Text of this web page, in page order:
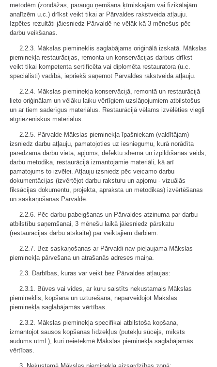
metodēm (zondāžas, paraugu ņemšana ķīmiskajām vai fizikālajām
analīzēm u.c.) drīkst veikt tikai ar Pārvaldes rakstveida atļauju.
Izpētes rezultāti jāiesniedz Pārvaldē ne vēlāk kā 3 mēnešus pēc
darbu veikšanas.
2.2.3. Mākslas piemineklis saglabājams oriģinālā izskatā. Mākslas
pieminekļa restaurācijas, remonta un konservācijas darbus drīkst
veikt tikai kompetenta sertificēta vai diplomēta restauratora (u.c.
speciālisti) vadībā, iepriekš saņemot Pārvaldes rakstveida atļauju.
2.2.4. Mākslas pieminekļa konservācijā, remontā un restaurācijā
lieto oriģinālam un vēlāku laiku vērtīgiem uzslāņojumiem atbilstošus
un ar tiem saderīgus materiālus. Restaurācijā vēlams izvēlēties viegli
atgriezeniskus materiālus.
2.2.5. Pārvalde Mākslas pieminekļa īpašniekam (valdītājam)
izsniedz darbu atļauju, pamatojoties uz iesniegumu, kurā norādīta
paredzamā darbu vieta, apjoms, defektu shēma un izpildīšanas veids,
darbu metodika, restaurācijā izmantojamie materiāli, kā arī
pamatojums to izvēlei. Atļauju izsniedz pēc veicamo darbu
dokumentācijas (izvērtējot darbu raksturu un apjomu - vizuālās
fiksācijas dokumentu, projekta, apraksta un metodikas) izvērtēšanas
un saskaņošanas Pārvaldē.
2.2.6. Pēc darbu pabeigšanas un Pārvaldes atzinuma par darbu
atbilstību saņemšanai, 3 mēnešu laikā jāiesniedz pārskatu
(restaurācijas darbu atskaite) par veiktajiem darbiem.
2.2.7. Bez saskaņošanas ar Pārvaldi nav pieļaujama Mākslas
pieminekļa pārvešana un atrašanās adreses maiņa.
2.3. Darbības, kuras var veikt bez Pārvaldes atļaujas:
2.3.1. Būves vai vides, ar kuru saistīts nekustamais Mākslas
piemineklis, kopšana un uzturēšana, nepārveidojot Mākslas
pieminekļa saglabājamās vērtības.
2.3.2. Mākslas pieminekļa specifikai atbilstoša kopšana,
izmantojot sausos kopšanas līdzekļus (putekļu sūcējs, mīksts
audums utml.), kuri neietekmē Mākslas pieminekļa saglabājamās
vērtības.